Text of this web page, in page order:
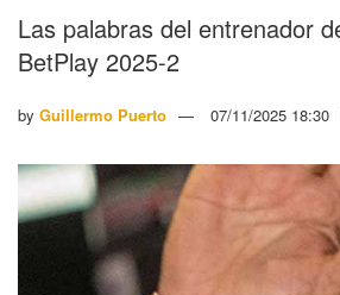
Las palabras del entrenador
BetPlay 2025-2
by Guillermo Puerto 07/11/2025 18:30